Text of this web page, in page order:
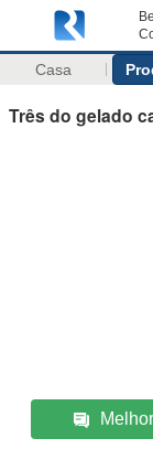
Casa
Três do gelado